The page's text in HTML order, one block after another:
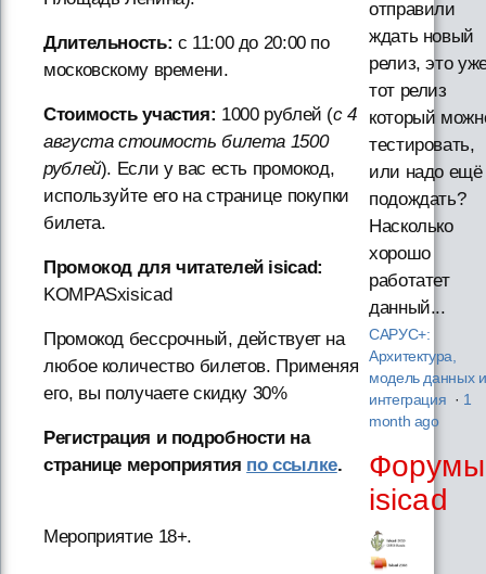
Длительность: с 11:00 до 20:00 по
московскому времени.
Стоимость участия: 1000 рублей (с 4
августа стоимость билета 1500
рублей). Если у вас есть промокод,
используйте его на странице покупки
билета.
Промокод для читателей isicad:
KOMPASxisicad
Промокод бессрочный, действует на
любое количество билетов. Применяя
его, вы получаете скидку 30%
Регистрация и подробности на
странице мероприятия по ссылке.
Мероприятие 18+.
отправили
ждать новый
релиз, это
тот релиз
который
тестировать,
или надо ещё
подождать?
Насколько
хорошо
работатет
данный...
САРУС+:
Архитектура,
модель данных и
интеграция · 1
month ago
Форумы
isicad